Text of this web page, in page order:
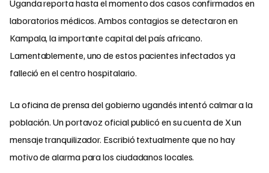
Uganda reporta hasta el momento dos casos confirmados en
laboratorios médicos. Ambos contagios se detectaron en
Kampala, la importante capital del país africano.
Lamentablemente, uno de estos pacientes infectados ya
falleció en el centro hospitalario.
La oficina de prensa del gobierno ugandés intentó calmar a la
población. Un portavoz oficial publicó en su cuenta de X un
mensaje tranquilizador. Escribió textualmente que no hay
motivo de alarma para los ciudadanos locales.